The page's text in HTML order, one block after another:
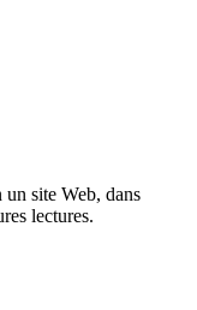
un site Web, dans
lectures.